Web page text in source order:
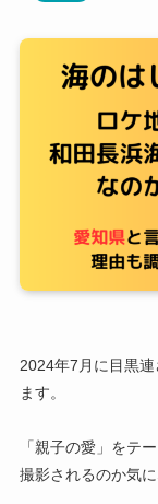
2024年7月に目黒
ます。
「親子の愛」をテ
撮影されるのか気